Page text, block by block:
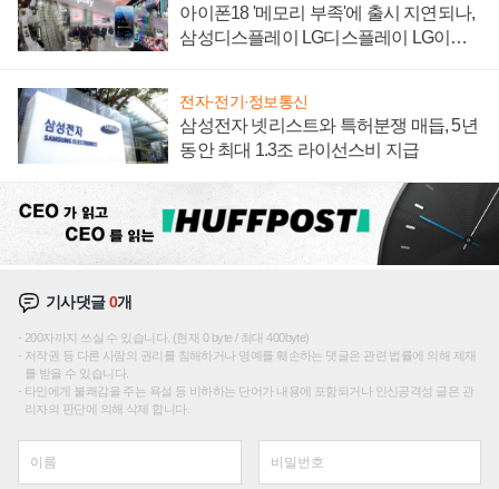
아이폰18 '메모리 부족'에 출시 지연되나,
삼성디스플레이 LG디스플레이 LG이노
전자·전기·정보통신
삼성전자 넷리스트와 특허분쟁 매듭, 5년
동안 최대 1.3조 라이선스비 지급
기사댓글0개
200자까지 쓰실 수 있습니다. (현재 0 byte / 최대 400byte)
저작권 등 다른 사람의 권리를 침해하거나 명예를 훼손하는 댓글은 관련 법률에 의해 제재
를 받을 수 있습니다.
타인에게 불쾌감을 주는 욕설 등 비하하는 단어가 내용에 포함되거나 인신공격성 글은 관
리자의 판단에 의해 삭제 합니다.